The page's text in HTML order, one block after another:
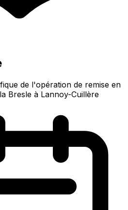
de l'opération de remise en
Bresle à Lannoy-Cuillère